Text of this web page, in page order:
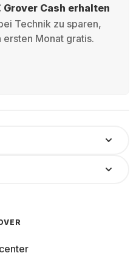
Cash erhalten
Technik zu sparen,
ersten Monat gratis.